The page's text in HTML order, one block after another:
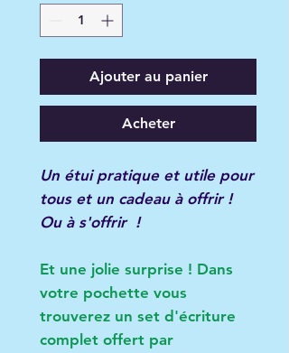
Ajouter au panier
Acheter
Un étui pratique et utile pour
tous et un cadeau à offrir !
Ou à s'offrir !
Et une jolie surprise ! Dans
votre pochette vous
trouverez un set d'écriture
complet offert par